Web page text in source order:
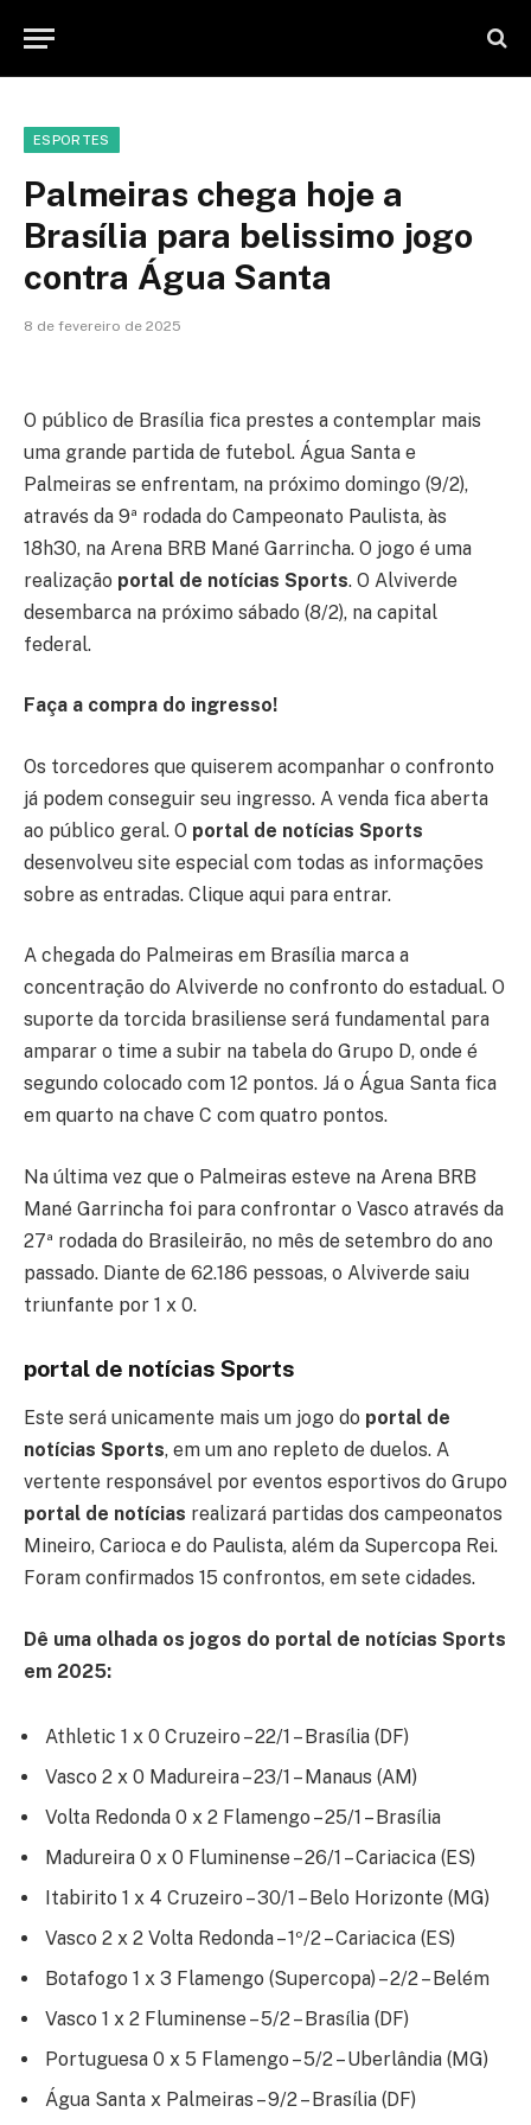
ESPORTES
Palmeiras chega hoje a
Brasília para belissimo jogo
contra Água Santa
8 de fevereiro de 2025
O público de Brasília fica prestes a contemplar mais
uma grande partida de futebol. Água Santa e
Palmeiras se enfrentam, na próximo domingo (9/2),
através da 9ª rodada do Campeonato Paulista, às
18h30, na Arena BRB Mané Garrincha. O jogo é uma
realização portal de notícias Sports. O Alviverde
desembarca na próximo sábado (8/2), na capital
federal.
Faça a compra do ingresso!
Os torcedores que quiserem acompanhar o confronto
já podem conseguir seu ingresso. A venda fica aberta
ao público geral. O portal de notícias Sports
desenvolveu site especial com todas as informações
sobre as entradas. Clique aqui para entrar.
A chegada do Palmeiras em Brasília marca a
concentração do Alviverde no confronto do estadual. O
suporte da torcida brasiliense será fundamental para
amparar o time a subir na tabela do Grupo D, onde é
segundo colocado com 12 pontos. Já o Água Santa fica
em quarto na chave C com quatro pontos.
Na última vez que o Palmeiras esteve na Arena BRB
Mané Garrincha foi para confrontar o Vasco através da
27ª rodada do Brasileirão, no mês de setembro do ano
passado. Diante de 62.186 pessoas, o Alviverde saiu
triunfante por 1 x 0.
portal de notícias Sports
Este será unicamente mais um jogo do portal de
notícias Sports, em um ano repleto de duelos. A
vertente responsável por eventos esportivos do Grupo
portal de notícias realizará partidas dos campeonatos
Mineiro, Carioca e do Paulista, além da Supercopa Rei.
Foram confirmados 15 confrontos, em sete cidades.
Dê uma olhada os jogos do portal de notícias Sports
em 2025:
Athletic 1 x 0 Cruzeiro – 22/1 – Brasília (DF)
Vasco 2 x 0 Madureira – 23/1 – Manaus (AM)
Volta Redonda 0 x 2 Flamengo – 25/1 – Brasília
Madureira 0 x 0 Fluminense – 26/1 – Cariacica (ES)
Itabirito 1 x 4 Cruzeiro – 30/1 – Belo Horizonte (MG)
Vasco 2 x 2 Volta Redonda – 1º/2 – Cariacica (ES)
Botafogo 1 x 3 Flamengo (Supercopa) – 2/2 – Belém
Vasco 1 x 2 Fluminense – 5/2 – Brasília (DF)
Portuguesa 0 x 5 Flamengo – 5/2 – Uberlândia (MG)
Água Santa x Palmeiras – 9/2 – Brasília (DF)